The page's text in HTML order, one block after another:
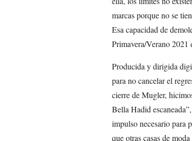
marcas porque no se
Esa capacidad de
Primavera/Verano
Producida y dirigida
para no cancelar el
cierre de Mugler,
Bella Hadid
impulso necesario para
que otras casas de